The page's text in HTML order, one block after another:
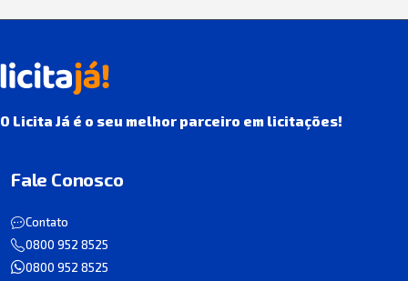
O Licita Já é o seu melhor parceiro em licitações!
Fale Conosco
Contato
0800 952 8525
0800 952 8525